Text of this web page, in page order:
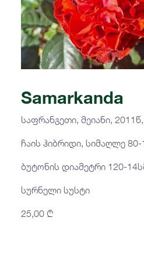
Samarkanda
საფრანგეთი, მეიანი, 2011წ,
ჩაის ჰიბრიდი, სიმაღლე 80-
ბუტონის დიამეტრი 120-
სურნელი სუსტი
25,00 ₾